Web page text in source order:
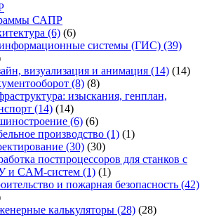
САПР
(6) (6)
системы (ГИС) (39)
визуализация и анимация (14) (14)
(8) (8)
изыскания, генплан,
(14) (14)
(6) (6)
производство (1) (1)
(30) (30)
постпроцессоров для станков с
и CAM-систем (1) (1)
и пожарная безопасность (42)
калькуляторы (28) (28)